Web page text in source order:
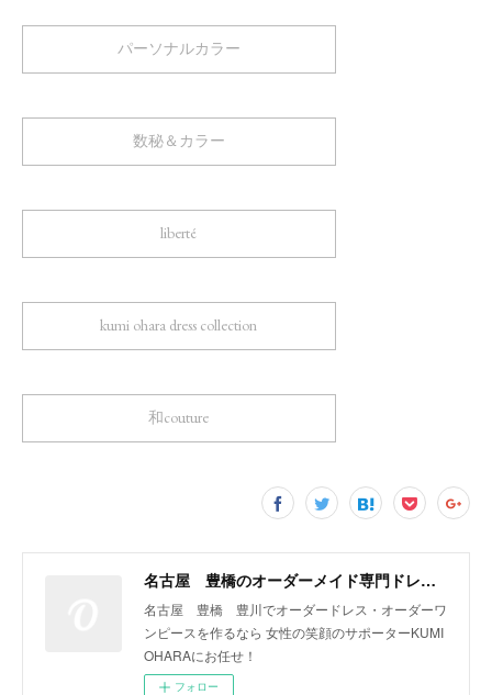
パーソナルカラー
数秘＆カラー
liberté
kumi ohara dress collection
和couture
名古屋 豊橋のオーダーメイド専門ドレスデザイナー KUMI OHARA
名古屋 豊橋 豊川でオーダードレス・オーダーワ
ンピースを作るなら 女性の笑顔のサポーターKUMI
OHARAにお任せ！
フォロー